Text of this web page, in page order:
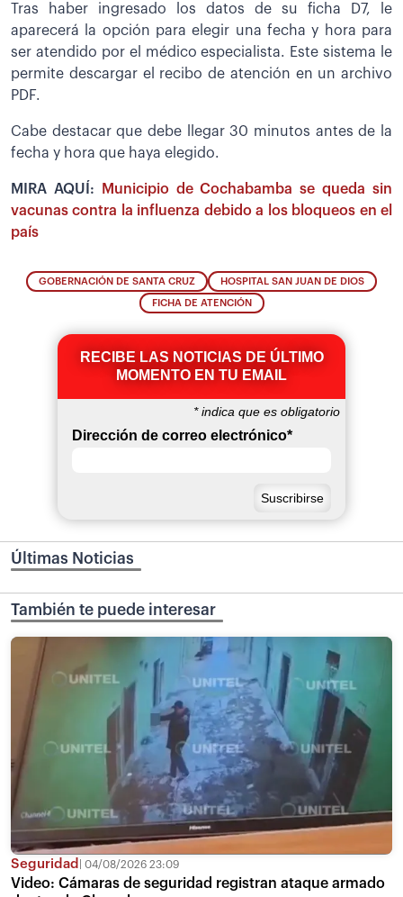
Tras haber ingresado los datos de su ficha D7, le
aparecerá la opción para elegir una fecha y hora para
ser atendido por el médico especialista. Este sistema le
permite descargar el recibo de atención en un archivo
PDF.
Cabe destacar que debe llegar 30 minutos antes de la
fecha y hora que haya elegido.
MIRA AQUÍ:
Municipio de Cochabamba se queda sin
vacunas contra la influenza debido a los bloqueos en el
país
GOBERNACIÓN DE SANTA CRUZ HOSPITAL SAN JUAN DE DIOS
FICHA DE ATENCIÓN
RECIBE LAS NOTICIAS DE ÚLTIMO
MOMENTO EN TU EMAIL
*indica que es obligatorio
Dirección de correo electrónico*
Últimas Noticias
También te puede interesar
Seguridad 04/08/2026 23:09
Video: Cámaras de seguridad registran ataque armado